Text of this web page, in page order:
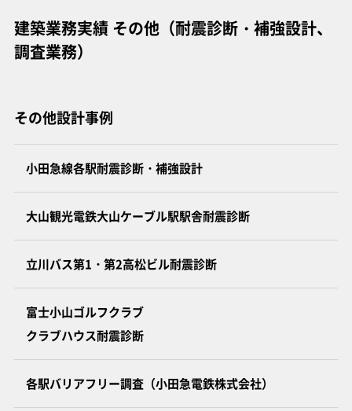
建築業務実績 その他（耐震診断・補強設計、
調査業務）
その他設計事例
小田急線各駅耐震診断・補強設計
大山観光電鉄大山ケーブル駅駅舎耐震診断
立川バス第1・第2高松ビル耐震診断
富士小山ゴルフクラブ
クラブハウス耐震診断
各駅バリアフリー調査（小田急電鉄株式会社）